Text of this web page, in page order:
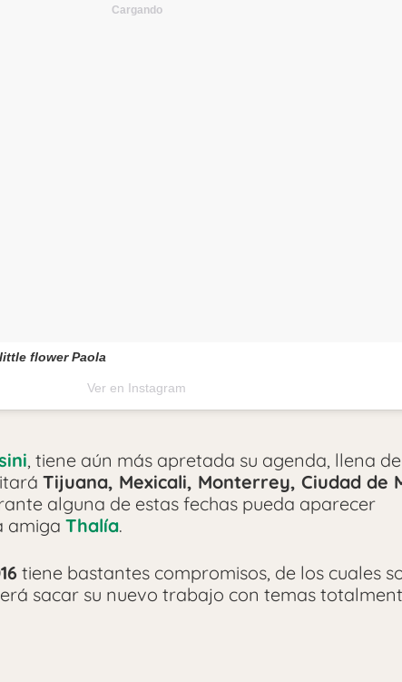
Cargando
flower Paola
Ver en Instagram
, tiene aún más apretada su agenda, llena de
Tijuana, Mexicali, Monterrey, Ciudad de
alguna de estas fechas pueda aparecer
amiga Thalía.
tiene bastantes compromisos, de los cuales
sacar su nuevo trabajo con temas